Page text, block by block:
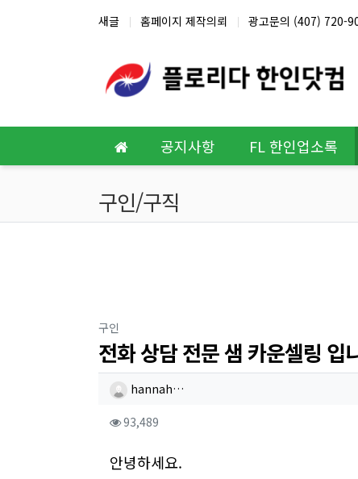
새글 홈페이지 제작의뢰 광고문의 (407) 720-
공지사항 FL 한인업소록
구인/구직
구인
전화 상담 전문 샘 카운셀링 입
작성자 정보
hannah…
컨텐츠 정보
93,489
본문
안녕하세요.